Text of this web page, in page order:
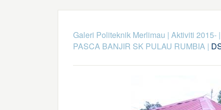
Galeri Politeknik Merlimau | Aktiviti 2015-
PASCA BANJIR SK PULAU RUMBIA|